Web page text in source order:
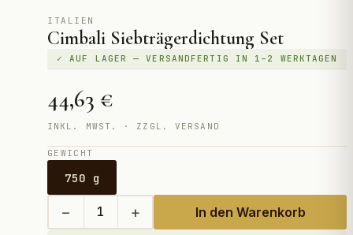
ITALIEN
Cimbali Siebträgerdichtung Set
✓ AUF LAGER — VERSANDFERTIG IN 1–2 WERKTAGEN
44,63 €
INKL. MWST. · ZZGL. VERSAND
GEWICHT
750 g
− 1 + In den Warenkorb